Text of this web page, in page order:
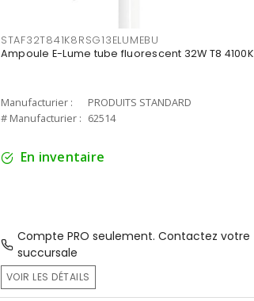
STAF32T841K8RSG13ELUMEBU
Ampoule E-Lume tube fluorescent 32W T8 4100K
Manufacturier :
PRODUITS STANDARD
# Manufacturier : 62514
En inventaire
Compte PRO seulement. Contactez votre
succursale
VOIR LES DÉTAILS